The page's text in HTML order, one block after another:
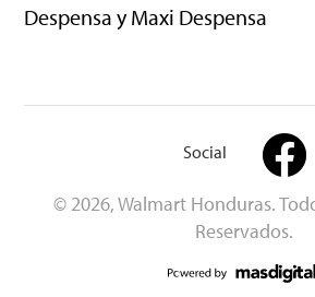
Despensa y Maxi Despensa
Social
© 2026, Walmart Honduras.
Reservados.